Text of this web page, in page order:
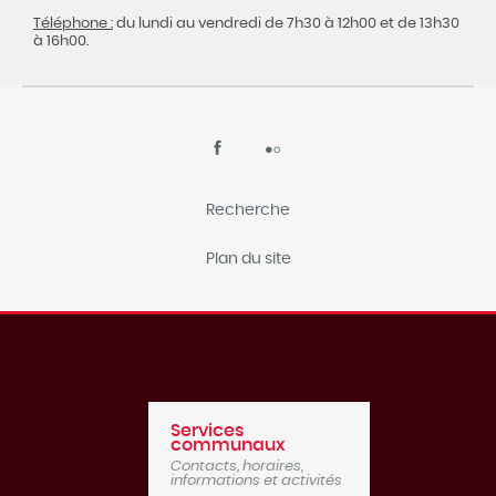
Téléphone : du lundi au vendredi de 7h30 à 12h00 et de 13h30
à 16h00.
Recherche
Plan du site
Services
communaux
Contacts, horaires,
informations et activités